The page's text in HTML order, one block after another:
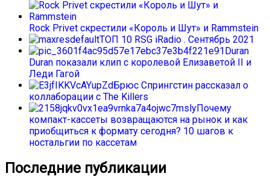
Rock Privet скрестили «Король и Шут» и Rammstein
ТОП 10 RSG iRadio . Сентябрь 2021
Duran
Duran показали клип с королевой Елизаветой II и
Леди Гагой
Брюс Спрингстин рассказал о
коллаборации с The Killers
Почему
компакт-кассеты возвращаются на рынок и как
приобщиться к формату сегодня? 10 шагов к
ностальгии по кассетам
Последние публикации